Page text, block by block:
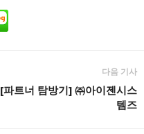
다음 기사
[파트너 탐방기] ㈜아이젠시스
템즈